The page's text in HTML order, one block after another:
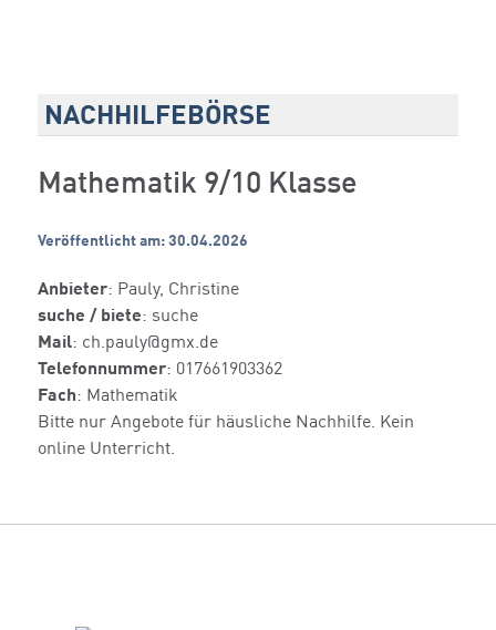
NACHHILFEBÖRSE
Mathematik 9/10 Klasse
Veröffentlicht am: 30.04.2026
Anbieter: Pauly, Christine
suche / biete: suche
Mail: ch.pauly@gmx.de
Telefonnummer: 017661903362
Fach: Mathematik
Bitte nur Angebote für häusliche Nachhilfe. Kein
online Unterricht.